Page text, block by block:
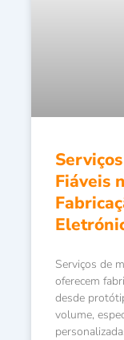
Fiáveis
Serviços de
oferecem
desde
volume,